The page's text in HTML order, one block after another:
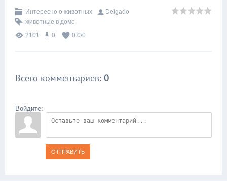
Интересно о животных
Delgado
животные в доме
2101
0 0.0/0
Всего комментариев: 0
Войдите:
ОТПРАВИТЬ